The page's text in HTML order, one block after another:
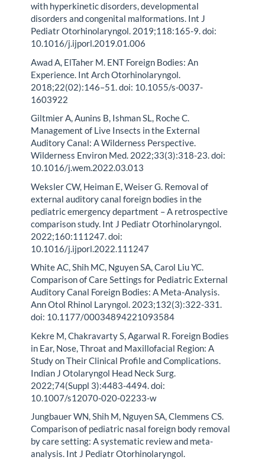
with hyperkinetic disorders, developmental
disorders and congenital malformations. Int J
Pediatr Otorhinolaryngol. 2019;118:165-9. doi:
10.1016/j.ijporl.2019.01.006
Awad A, ElTaher M. ENT Foreign Bodies: An
Experience. Int Arch Otorhinolaryngol.
2018;22(02):146–51. doi: 10.1055/s-0037-
1603922
Giltmier A, Aunins B, Ishman SL, Roche C.
Management of Live Insects in the External
Auditory Canal: A Wilderness Perspective.
Wilderness Environ Med. 2022;33(3):318-23. doi:
10.1016/j.wem.2022.03.013
Weksler CW, Heiman E, Weiser G. Removal of
external auditory canal foreign bodies in the
pediatric emergency department – A retrospective
comparison study. Int J Pediatr Otorhinolaryngol.
2022;160:111247. doi:
10.1016/j.ijporl.2022.111247
White AC, Shih MC, Nguyen SA, Carol Liu YC.
Comparison of Care Settings for Pediatric External
Auditory Canal Foreign Bodies: A Meta-Analysis.
Ann Otol Rhinol Laryngol. 2023;132(3):322-331.
doi: 10.1177/00034894221093584
Kekre M, Chakravarty S, Agarwal R. Foreign Bodies
in Ear, Nose, Throat and Maxillofacial Region: A
Study on Their Clinical Profile and Complications.
Indian J Otolaryngol Head Neck Surg.
2022;74(Suppl 3):4483-4494. doi:
10.1007/s12070-020-02233-w
Jungbauer WN, Shih M, Nguyen SA, Clemmens CS.
Comparison of pediatric nasal foreign body removal
by care setting: A systematic review and meta-
analysis. Int J Pediatr Otorhinolaryngol.